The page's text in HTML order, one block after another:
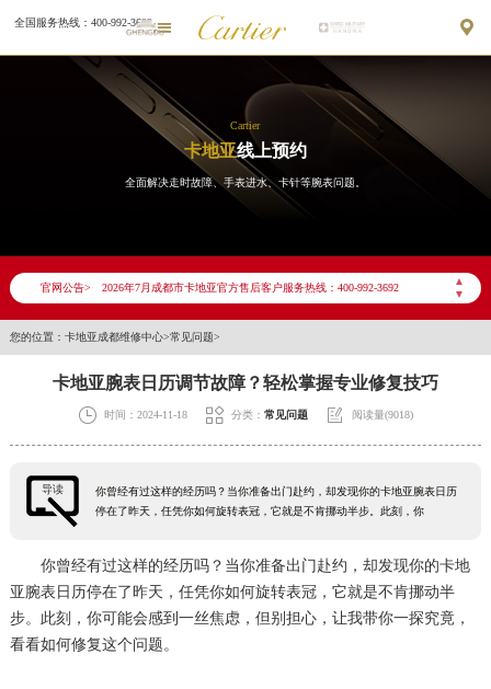
全国服务热线：400-992-3692 
Cartier
卡地亚线上预约
全面解决走时故障、手表进水、卡针等腕表问题。
官网公告>
▲
▼
节假日正常营业！
您的位置： 卡地亚成都维修中心>常见问题>
卡地亚腕表日历调节故障？轻松掌握专业修复技巧
 时间：2024-11-18  分类： 常见问题  阅读量(9018)
导读
你曾经有过这样的经历吗？当你准备出门赴约，却发现你的卡地亚腕表日历
停在了昨天，任凭你如何旋转表冠，它就是不肯挪动半步。此刻，你
你曾经有过这样的经历吗？当你准备出门赴约，却发现你的卡地
亚腕表日历停在了昨天，任凭你如何旋转表冠，它就是不肯挪动半
步。此刻，你可能会感到一丝焦虑，但别担心，让我带你一探究竟，
看看如何修复这个问题。